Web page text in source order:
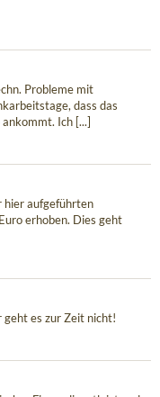
Probleme mit
dass das
Ich [...]
hier aufgeführten
erhoben. Dies geht
geht es zur Zeit nicht!